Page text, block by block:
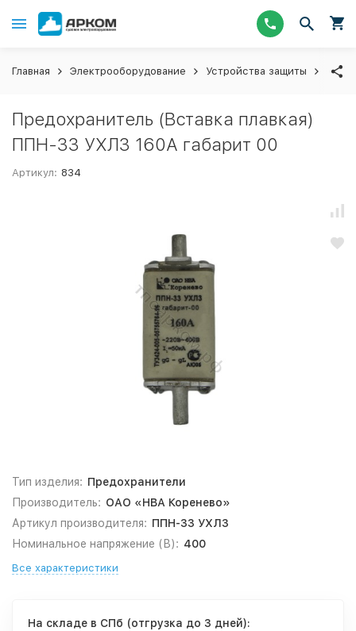
Главная Электрооборудование Устройства защиты
Предохранитель (Вставка плавкая)
ППН-33 УХЛ3 160А габарит 00
Артикул: 834
Тип изделия: Предохранители
Производитель: ОАО «НВА Коренево»
Артикул производителя: ППН-33 УХЛ3
Номинальное напряжение (В): 400
Все характеристики
На складе в СПб (отгрузка до 3 дней):